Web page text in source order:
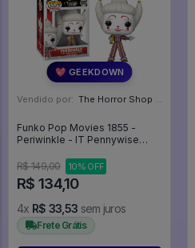
💖 GEEKDOWN
Vendido por: The Horror Shop - Colecionáveis - MG
Funko Pop Movies 1855 -
Periwinkle - IT Pennywise
R$ 149,00
10% OFF
R$ 134,10
4x R$ 33,53 sem juros
Frete Grátis